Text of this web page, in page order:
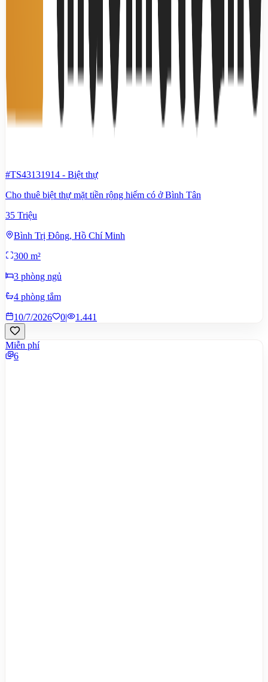
#TS43131914 - Biệt thự
Cho thuê biệt thự mặt tiền rộng hiếm có ở Bình Tân
35 Triệu
Bình Trị Đông, Hồ Chí Minh
300 m²
3 phòng ngủ
4 phòng tắm
10/7/2026
0| 1.441
Miễn phí
6